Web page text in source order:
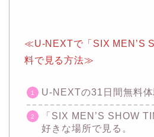
≪U-NEXTで「SIX MEN’S
料で見る方法≫
U-NEXTの31日間無料体
「SIX MEN’S SHOW
好きな場所で見る。